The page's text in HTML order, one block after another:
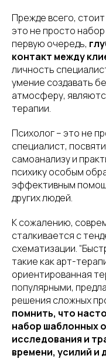
Прежде всего,
это не просто
первую очередь,
контакт между
личность
умение создавать
атмосферу,
терапии.
Психолог – это не
специалист,
самоанализу и
психику особым
эффективным
других людей.
К сожалению,
сталкивается с
схематизации.
такие как арт-
ориентированная
популярными,
решения сложных
помнить, что
набор шаблонных
исследования и
времени, усилий и